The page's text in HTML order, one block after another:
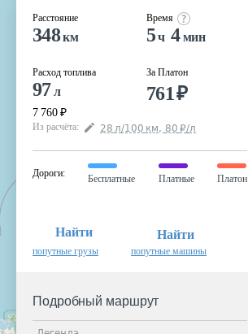
Расстояние
348км
Расход топлива
97л
7 760 ₽
Время
5 ч 4мин
За Платон
761₽
Из расчёта: 28 л/100 км, 80 ₽/л
Дороги:
Бесплатные Платные Платон
Найти
попутные грузы
Найти
попутные машины
Подробный маршрут